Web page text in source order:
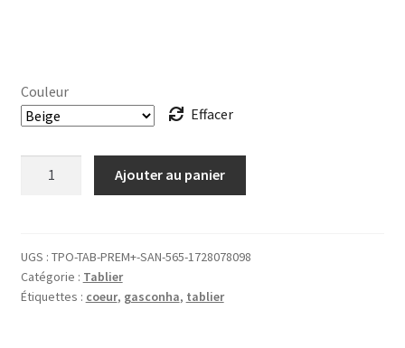
Couleur
Effacer
noir
coeur
Ajouter au panier
UGS : TPO-TAB-PREM+-SAN-565-1728078098
Catégorie : Tablier
Étiquettes : coeur, gasconha, tablier